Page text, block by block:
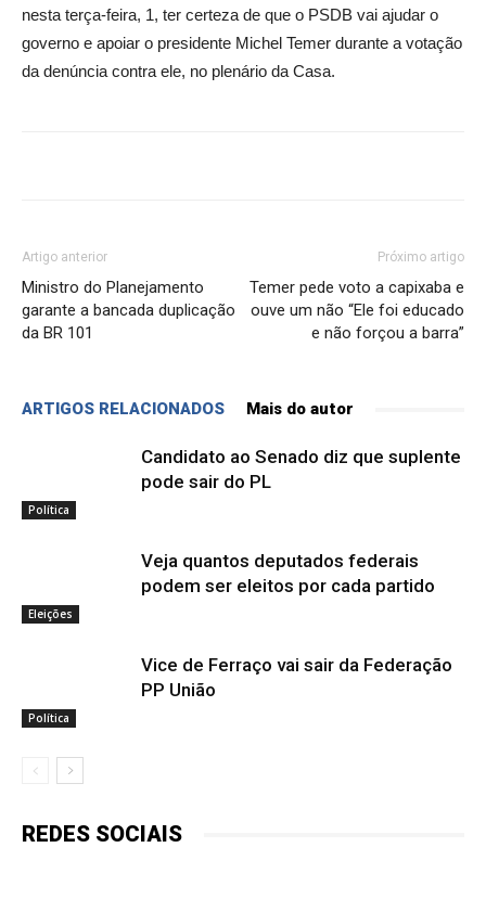
nesta terça-feira, 1, ter certeza de que o PSDB vai ajudar o
governo e apoiar o presidente Michel Temer durante a votação
da denúncia contra ele, no plenário da Casa.
Artigo anterior
Ministro do Planejamento
garante a bancada duplicação
da BR 101
Próximo artigo
Temer pede voto a capixaba e
ouve um não “Ele foi educado
e não forçou a barra”
ARTIGOS RELACIONADOS Mais do autor
Política
Candidato ao Senado diz que suplente
pode sair do PL
Eleições
Veja quantos deputados federais
podem ser eleitos por cada partido
Política
Vice de Ferraço vai sair da Federação
PP União
REDES SOCIAIS